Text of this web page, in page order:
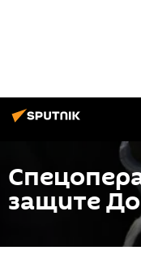
защите